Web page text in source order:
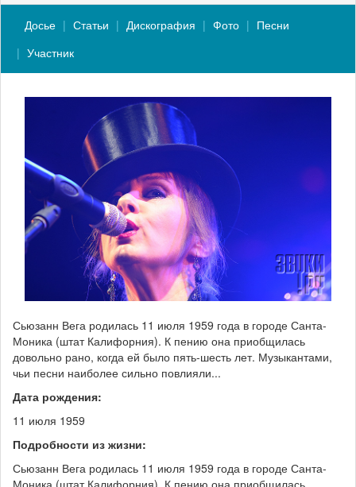
Досье Статьи Дискография Фото
Песни
Участник
Сьюзанн Вега родилась 11 июля 1959 года в городе Санта-
Моника (штат Калифорния). К пению она приобщилась
довольно рано, когда ей было пять-шесть лет. Музыкантами,
чьи песни наиболее сильно повлияли...
Дата рождения:
11 июля 1959
Подробности из жизни:
Сьюзанн Вега родилась 11 июля 1959 года в городе Санта-
Моника (штат Калифорния). К пению она приобщилась